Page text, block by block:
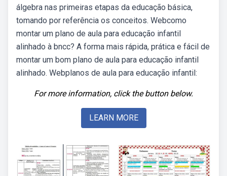
álgebra nas primeiras etapas da educação básica,
tomando por referência os conceitos. Webcomo
montar um plano de aula para educação infantil
alinhado à bncc? A forma mais rápida, prática e fácil de
montar um bom plano de aula para educação infantil
alinhado. Webplanos de aula para educação infantil:
For more information, click the button below.
LEARN MORE